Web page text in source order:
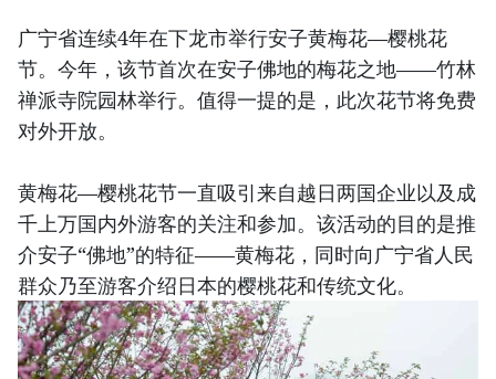
广宁省连续4年在下龙市举行安子黄梅花—樱桃花
节。今年，该节首次在安子佛地的梅花之地——竹林
禅派寺院园林举行。值得一提的是，此次花节将免费
对外开放。
黄梅花—樱桃花节一直吸引来自越日两国企业以及成
千上万国内外游客的关注和参加。该活动的目的是推
介安子“佛地”的特征——黄梅花，同时向广宁省人民
群众乃至游客介绍日本的樱桃花和传统文化。